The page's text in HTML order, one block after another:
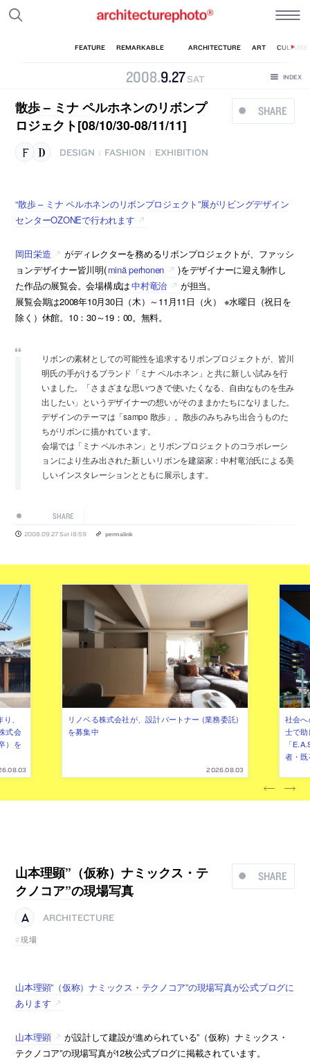
2008.9.27 SAT
SHARE
散歩 – ミナ ペルホネンのリボンプ
ロジェクト[08/10/30-08/11/11]
DESIGN FASHION EXHIBITION
“散歩 – ミナ ペルホネンのリボンプロジェクト”展がリビングデザイン
センターOZONEで行われます
岡田栄造
がディレクターを務めるリボンプロジェクトが、ファッシ
ョンデザイナー皆川明(minä perhonen
)をデザイナーに迎え制作し
た作品の展覧会。会場構成は中村竜治
が担当。
展覧会期は2008年10月30日（木）～11月11日（火） ※水曜日（祝日を
除く）休館。10：30～19：00。無料。
リボンの素材としての可能性を追求するリボンプロジェクトが、皆川
明氏の手がけるブランド「ミナ ペルホネン」と共に新しい試みを行
いました。「さまざまな思いつきで使いたくなる、自由なものを生み
出したい」というデザイナーの想いがそのままかたちになりました。
デザインのテーマは「sampo 散歩」。散歩のみちみち出合うものた
ちがリボンに描かれています。
会場では「ミナ ペルホネン」とリボンプロジェクトのコラボレーシ
ョンにより生み出された新しいリボンを建築家：中村竜治氏による美
しいインスタレーションとともに展示します。
SHARE
2008.09.27 Sat 18:59 permalink
、
式会
）を
リノベる株式会社が、設計パートナー (業務委託)
を募集中
2026.08.03
社会
士で
「
者・
SHARE
山本理顕”（仮称）ナミックス・テ
クノコア”の現場写真
ARCHITECTURE
現場
山本理顕”（仮称）ナミックス・テクノコア”の現場写真が公式ブログに
あります
山本理顕
が設計して建設が進められている”（仮称）ナミックス・
テクノコア”の現場写真が12枚公式ブログに掲載されています。